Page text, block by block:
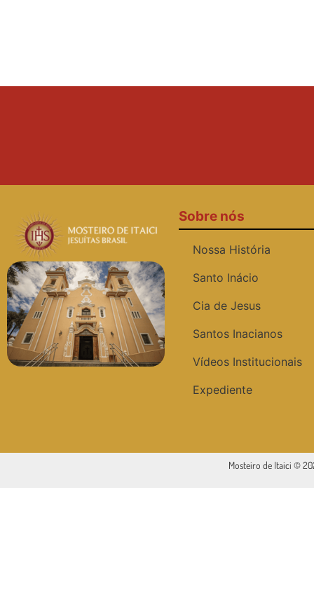
Sobre nós
Nossa História
Santo Inácio
Cia de Jesus
Santos Inacianos
Vídeos Institucionais
Expediente
Mosteiro de Itaici ©